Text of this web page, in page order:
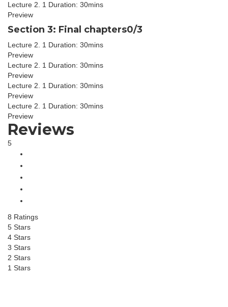
Lecture 2. 1 Duration: 30mins
Preview
Section 3: Final chapters0/3
Lecture 2. 1 Duration: 30mins
Preview
Lecture 2. 1 Duration: 30mins
Preview
Lecture 2. 1 Duration: 30mins
Preview
Lecture 2. 1 Duration: 30mins
Preview
Reviews
5
8 Ratings
5 Stars
4 Stars
3 Stars
2 Stars
1 Stars